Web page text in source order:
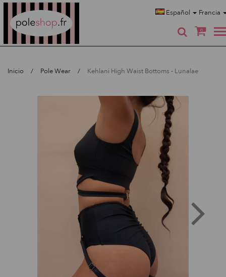
Español Francia
0
Inicio Pole Wear Kehlani High Waist Bottoms - Lunalae